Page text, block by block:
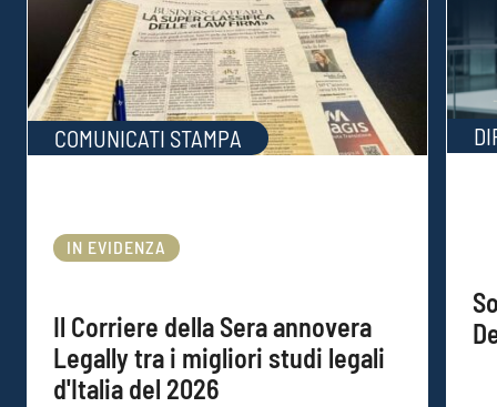
COMUNICATI STAMPA
IN EVIDENZA
Il Corriere della Sera annovera
Legally tra i migliori studi legali
d'Italia del 2026